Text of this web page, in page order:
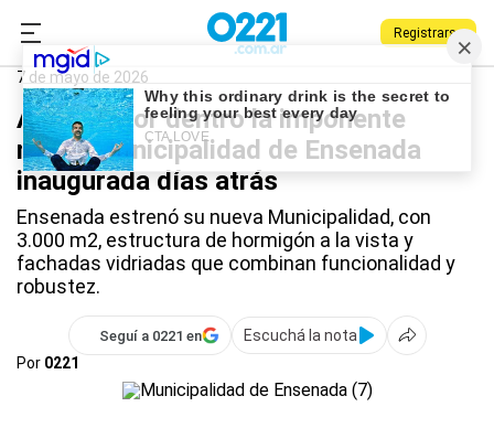
Registrarse
0221.com.ar
Ensenada
7 de mayo de 2026
Así luce por dentro la imponente
nueva Municipalidad de Ensenada
inaugurada días atrás
Ensenada estrenó su nueva Municipalidad, con
3.000 m2, estructura de hormigón a la vista y
fachadas vidriadas que combinan funcionalidad y
robustez.
Seguí a 0221 en
Escuchá la nota
Por 0221